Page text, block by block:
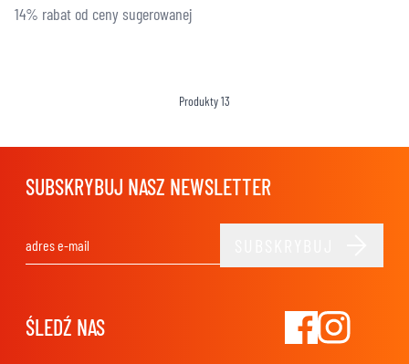
14% rabat od ceny sugerowanej
Produkty13
SUBSKRYBUJ NASZ NEWSLETTER
ŚLEDŹ NAS